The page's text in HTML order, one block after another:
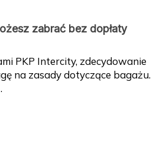
zabrać bez dopłaty
PKP Intercity, zdecydowanie
na zasady dotyczące bagażu.